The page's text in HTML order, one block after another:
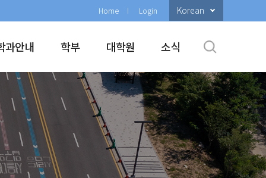
Home Login Korean
과안내 학부 대학원 소식